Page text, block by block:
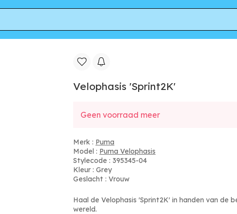
Velophasis 'Sprint2K'
Geen voorraad meer
Merk : Puma
Model : Puma Velophasis
Stylecode : 395345-04
Kleur : Grey
Geslacht : Vrouw
Haal de Velophasis 'Sprint2K' in handen van de
wereld.